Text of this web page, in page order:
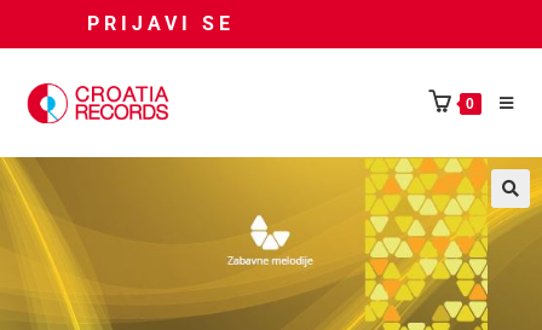
PRIJAVI SE
0